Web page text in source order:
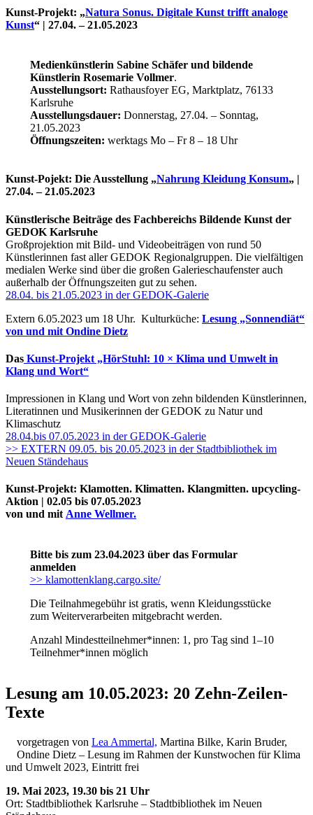
Buchtipps von Prof. Uli Rothfuss
Harald Schwiers
Buchbesprechungen von Harald Schwiers
Hörtipps von Harald Schwiers
Kunstausflüge mit Sigrid Balke
Marc Peschke – Out of The Länd
Hausbesuche
Frederick D. Bunsen – Kunst
Bildergeschichten von Jürgen Linde und Dietmar
Kunst geht weiter.
Kunst-Projekt: „Natura Sonus. Digitale Kunst trifft analoge
Kunst“ | 27.04. – 21.05.2023
Medienkünstlerin Sabine Schäfer und bildende
Künstlerin Rosemarie Vollmer.
Ausstellungsort: Rathausfoyer EG, Marktplatz, 76133
Karlsruhe
Ausstellungsdauer: Donnerstag, 27.04. – Sonntag,
21.05.2023
Öffnungszeiten: werktags Mo – Fr 8 – 18 Uhr
Kunst-Pojekt: Die Ausstellung „Nahrung Kleidung Konsum„ |
27.04. – 21.05.2023
Künstlerische Beiträge des Fachbereichs Bildende Kunst der
GEDOK Karlsruhe
Großprojektion mit Bild- und Videobeiträgen von rund 50
Künstlerinnen fast aller GEDOK Regionalgruppen. Die vielfältigen
medialen Werke sind über die großen Galerieschaufenster auch
außerhalb der Öffnungszeiten gut zu sehen.
28.04. bis 21.05.2023 in der GEDOK-Galerie
Extern 6.05.2023 um 18 Uhr. Kulturküche: Lesung „Sonnendiät“
von und mit Ondine Dietz
Das Kunst-Projekt „HörStuhl: 10 × Klima und Umwelt in
Klang und Wort“
Impressionen in Klang und Wort von zehn bildenden Künstlerinnen,
Literatinnen und Musikerinnen der GEDOK zu Natur und
Klimaschutz
28.04.bis 07.05.2023 in der GEDOK-Galerie
>> EXTERN 09.05. bis 20.05.2023 in der Stadtbibliothek im
Neuen Ständehaus
Kunst-Projekt: Klamotten. Klimatten. Klangmitten. upcycling-
Aktion | 02.05 bis 07.05.2023
von und mitAnne Wellmer.
Bitte bis zum 23.04.2023 über das Formular
anmelden
>> klamottenklang.cargo.site/
Die Teilnahmegebühr ist gratis, wenn Kleidungsstücke
zum Weiterverarbeiten mitgebracht werden.
Anzahl Mindestteilnehmer*innen: 1, pro Tag sind 1–10
Teilnehmer*innen möglich
Lesung am 10.05.2023: 20 Zehn-Zeilen-
Texte
vorgetragen von Lea Ammertal, Martina Bilke, Karin Bruder,
Ondine Dietz – Lesung im Rahmen der Kunstwochen für Klima
und Umwelt 2023, Eintritt frei
19. Mai 2023, 19.30 bis 21 Uhr
Ort: Stadtbibliothek Karlsruhe – Stadtbibliothek im Neuen